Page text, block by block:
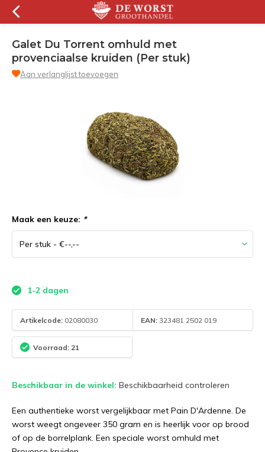
Galet Du Torrent omhuld met
provenciaalse kruiden (Per stuk)
Aan verlanglijst toevoegen
Maak een keuze: *
1-2 dagen
Artikelcode: 02080030 EAN: 323481 2502 019
Voorraad: 21
Beschikbaar in de winkel: Beschikbaarheid controleren
Een authentieke worst vergelijkbaar met Pain D'Ardenne. De
worst weegt ongeveer 350 gram en is heerlijk voor op brood
of op de borrelplank. Een speciale worst omhuld met